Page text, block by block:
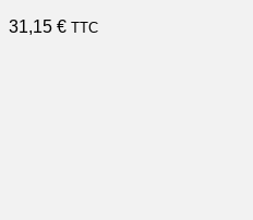
31,15 € TTC